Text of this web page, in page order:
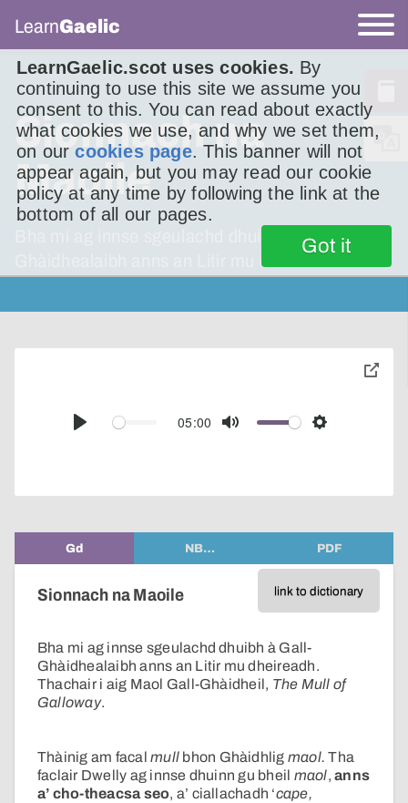
LearnGaelic.scot uses cookies. By
continuing to use this site we assume you
consent to this. You can read about exactly
what cookies we use, and why we set them,
on ourcookies page. This banner will not
appear again, but you may read our cookie
policy at any time by following the link at the
bottom of all our pages.
Got it
LearnGaelic
Sionnach na
Maoile
Bha mi ag innse sgeulachd dhuibh à Gall-
Ghàidhealaibh anns an Litir mu dheireadh.
Play
05:00
Mute Settings
toggle
Gd NB… PDF
link to dictionary
Sionnach na Maoile
Bha mi ag innse sgeulachd dhuibh à Gall-
Ghàidhealaibh anns an Litir mu dheireadh.
Thachair i aig Maol Gall-Ghàidheil, The Mull of
Galloway.
Thàinig am facalmull bhon Ghàidhlig maol. Tha
faclair Dwelly ag innse dhuinn gu bheil maol,anns
a’ cho-theacsa seo, a’ ciallachadh ‘cape,